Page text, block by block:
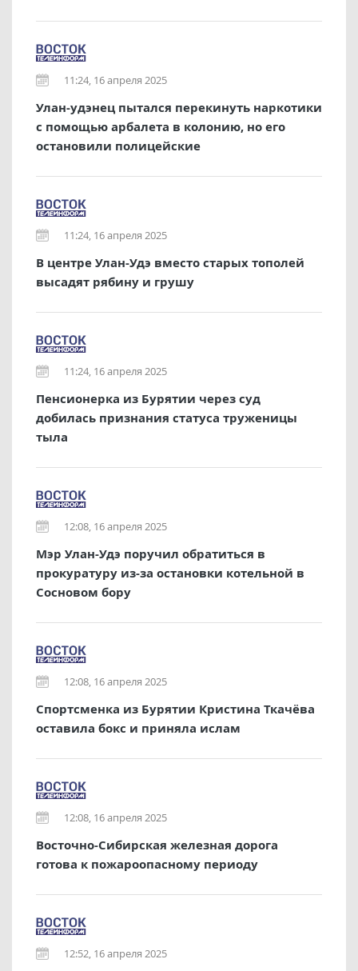
11:24, 16 апреля 2025
Улан-удэнец пытался перекинуть наркотики
с помощью арбалета в колонию, но его
остановили полицейские
11:24, 16 апреля 2025
В центре Улан-Удэ вместо старых тополей
высадят рябину и грушу
11:24, 16 апреля 2025
Пенсионерка из Бурятии через суд
добилась признания статуса труженицы
тыла
12:08, 16 апреля 2025
Мэр Улан-Удэ поручил обратиться в
прокуратуру из-за остановки котельной в
Сосновом бору
12:08, 16 апреля 2025
Спортсменка из Бурятии Кристина Ткачёва
оставила бокс и приняла ислам
12:08, 16 апреля 2025
Восточно-Сибирская железная дорога
готова к пожароопасному периоду
12:52, 16 апреля 2025